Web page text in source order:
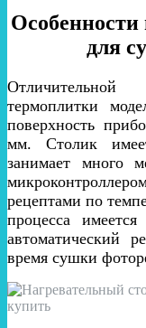
Особенности
для
Отличительной
термоплитки
поверхность
мм. Столик
занимает много
рецептами по
процесса
автоматический
время сушки